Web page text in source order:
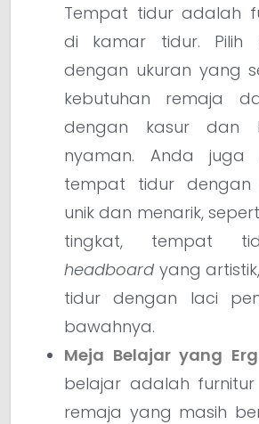
Tempat tidur adalah
di kamar tidur. Pilih
dengan ukuran yang
kebutuhan remaja
dengan kasur dan
nyaman. Anda juga
tempat tidur dengan
unik dan menarik,
tingkat, tempat
headboard yang
tidur dengan laci
bawahnya.
Meja Belajar yang
belajar adalah
remaja yang masih